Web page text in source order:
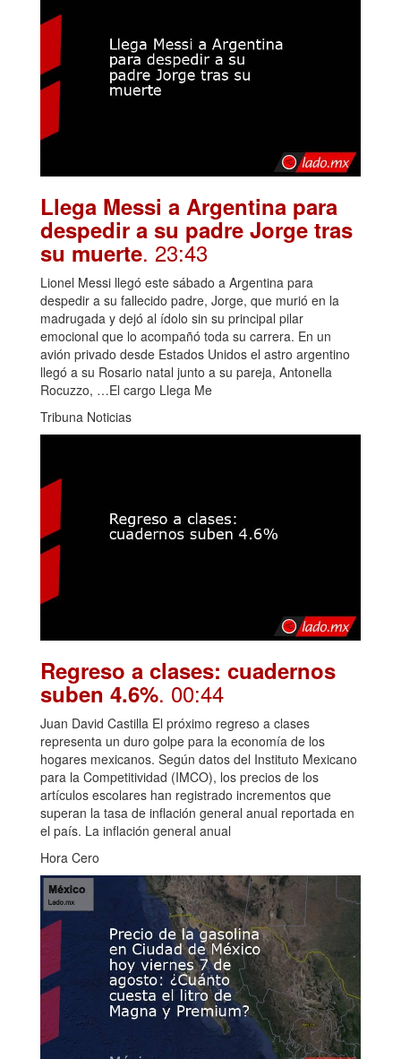
Llega Messi a Argentina para
despedir a su padre Jorge tras
su muerte. 23:43
Lionel Messi llegó este sábado a Argentina para
despedir a su fallecido padre, Jorge, que murió en la
madrugada y dejó al ídolo sin su principal pilar
emocional que lo acompañó toda su carrera. En un
avión privado desde Estados Unidos el astro argentino
llegó a su Rosario natal junto a su pareja, Antonella
Rocuzzo, …El cargo Llega Me
Tribuna Noticias
Regreso a clases: cuadernos
suben 4.6%. 00:44
Juan David Castilla El próximo regreso a clases
representa un duro golpe para la economía de los
hogares mexicanos. Según datos del Instituto Mexicano
para la Competitividad (IMCO), los precios de los
artículos escolares han registrado incrementos que
superan la tasa de inflación general anual reportada en
el país. La inflación general anual
Hora Cero